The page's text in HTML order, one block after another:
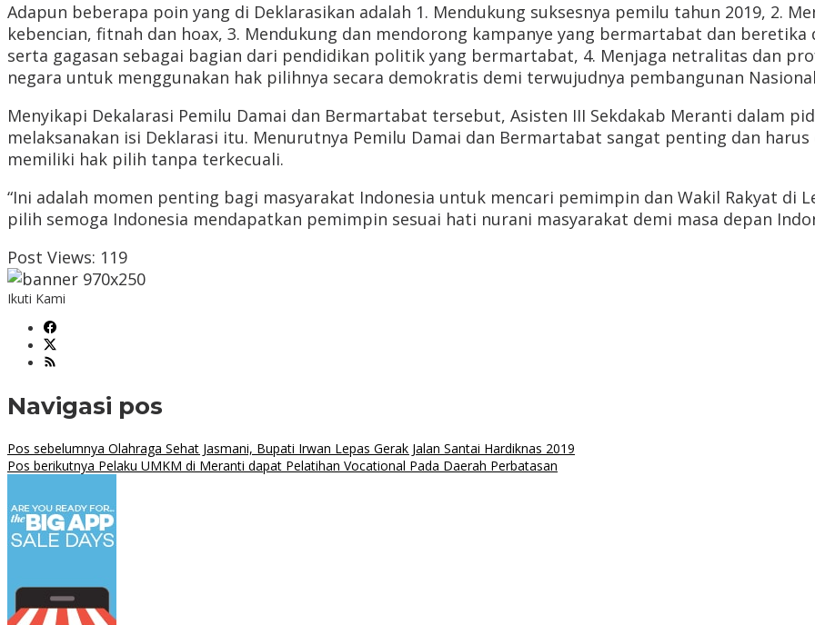
Adapun beberapa poin yang di Deklarasikan adalah 1. Mendukung suksesnya pemilu tahun 2019, 2.
kebencian, fitnah dan hoax, 3. Mendukung dan mendorong kampanye yang bermartabat dan
serta gagasan sebagai bagian dari pendidikan politik yang bermartabat, 4. Menjaga netralitas dan
negara untuk menggunakan hak pilihnya secara demokratis demi terwujudnya pembangunan
Menyikapi Dekalarasi Pemilu Damai dan Bermartabat tersebut, Asisten III Sekdakab Meranti dalam
melaksanakan isi Deklarasi itu. Menurutnya Pemilu Damai dan Bermartabat sangat penting dan
memiliki hak pilih tanpa terkecuali.
“Ini adalah momen penting bagi masyarakat Indonesia untuk mencari pemimpin dan Wakil Rakyat di
pilih semoga Indonesia mendapatkan pemimpin sesuai hati nurani masyarakat demi masa depan
Post Views: 119
Ikuti Kami
Navigasi pos
Pos sebelumnya Olahraga Sehat Jasmani, Bupati Irwan Lepas Gerak Jalan Santai Hardiknas 2019
Pos berikutnya Pelaku UMKM di Meranti dapat Pelatihan Vocational Pada Daerah Perbatasan